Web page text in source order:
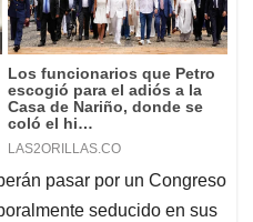
pasar por un Congreso
seducido en sus